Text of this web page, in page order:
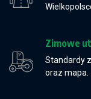
Zimowe
Standardy
oraz mapa.